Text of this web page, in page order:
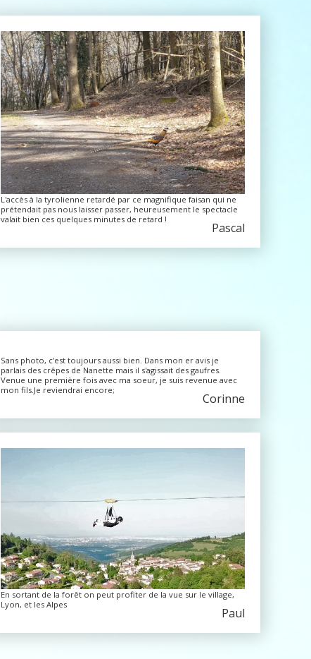
L'accès à la tyrolienne retardé par ce magnifique faisan qui ne
prétendait pas nous laisser passer, heureusement le spectacle
valait bien ces quelques minutes de retard !
Pascal
Sans photo, c'est toujours aussi bien. Dans mon er avis je
parlais des crêpes de Nanette mais il s'agissait des gaufres.
Venue une première fois avec ma soeur, je suis revenue avec
mon fils.Je reviendrai encore;
Corinne
En sortant de la forêt on peut profiter de la vue sur le village,
Lyon, et les Alpes
Paul